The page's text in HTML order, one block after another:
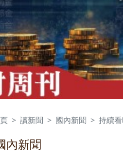
讀新聞 國內新聞 持續
內新聞